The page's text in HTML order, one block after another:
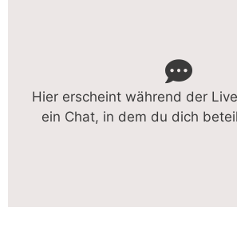
Hier erscheint während der
ein Chat, in dem du dich